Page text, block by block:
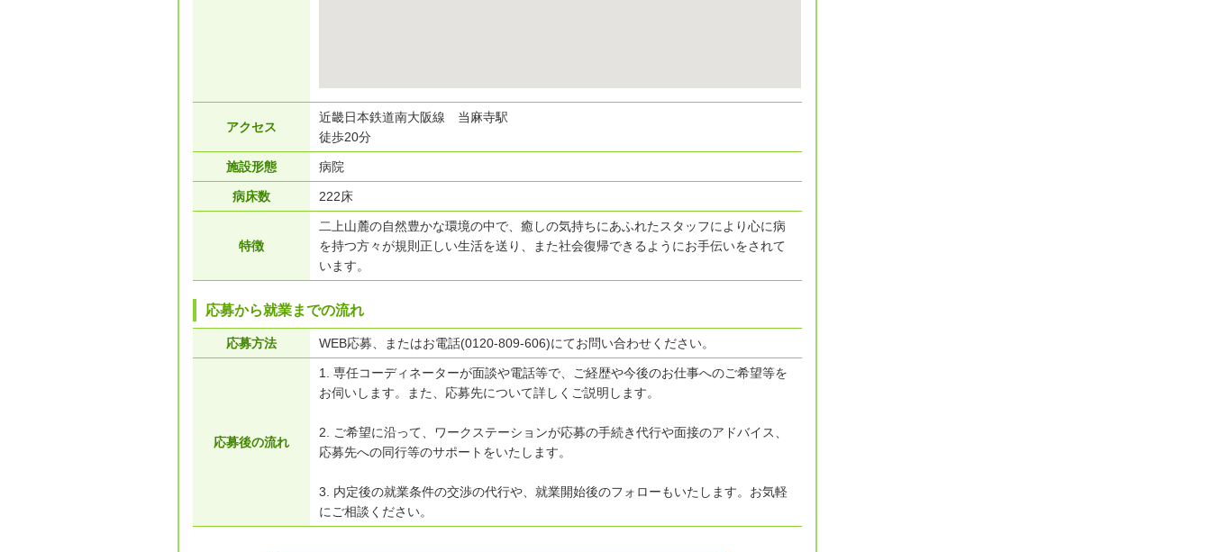
アクセス
近畿日本鉄道南大阪線 当麻寺駅
徒歩20分
施設形態 病院
病床数 222床
特徴
二上山麓の自然豊かな環境の中で、癒しの気持ちにあふれたスタッフにより心に病
を持つ方々が規則正しい生活を送り、また社会復帰できるようにお手伝いをされて
います。
応募から就業までの流れ
応募方法 WEB応募、またはお電話(0120-809-606)にてお問い合わせください。
応募後の流れ
1. 専任コーディネーターが面談や電話等で、ご経歴や今後のお仕事へのご希望等を
お伺いします。また、応募先について詳しくご説明します。
2. ご希望に沿って、ワークステーションが応募の手続き代行や面接のアドバイス、
応募先への同行等のサポートをいたします。
3. 内定後の就業条件の交渉の代行や、就業開始後のフォローもいたします。お気軽
にご相談ください。